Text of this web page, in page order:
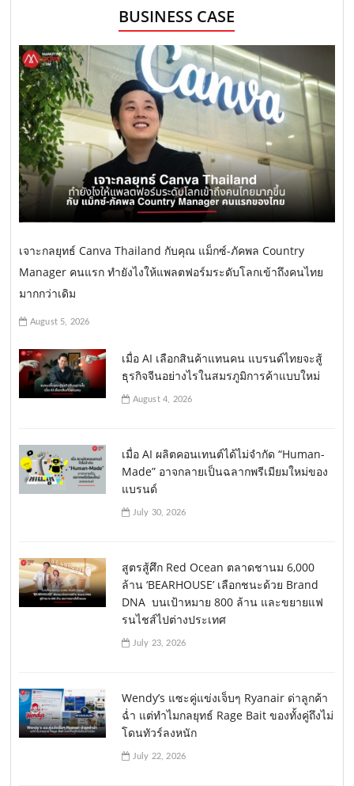
BUSINESS CASE
เจาะกลยุทธ์ Canva Thailand กับคุณ แม็กซ์-ภัคพล Country
Manager คนแรก ทำยังไงให้แพลตฟอร์มระดับโลกเข้าถึงคนไทย
มากกว่าเดิม
August 5, 2026
เมื่อ AI เลือกสินค้าแทนคน แบรนด์ไทยจะสู้
ธุรกิจจีนอย่างไรในสมรภูมิการค้าแบบใหม่
August 4, 2026
เมื่อ AI ผลิตคอนเทนต์ได้ไม่จำกัด “Human-
Made” อาจกลายเป็นฉลากพรีเมียมใหม่ของ
แบรนด์
July 30, 2026
สูตรสู้ศึก Red Ocean ตลาดชานม 6,000
ล้าน ‘BEARHOUSE’ เลือกชนะด้วย Brand
DNA บนเป้าหมาย 800 ล้าน และขยายแฟ
รนไชส์ไปต่างประเทศ
July 23, 2026
Wendy’s แซะคู่แข่งเจ็บๆ Ryanair ด่าลูกค้า
ฉ่ำ แต่ทำไมกลยุทธ์ Rage Bait ของทั้งคู่ถึงไม่
โดนทัวร์ลงหนัก
July 22, 2026